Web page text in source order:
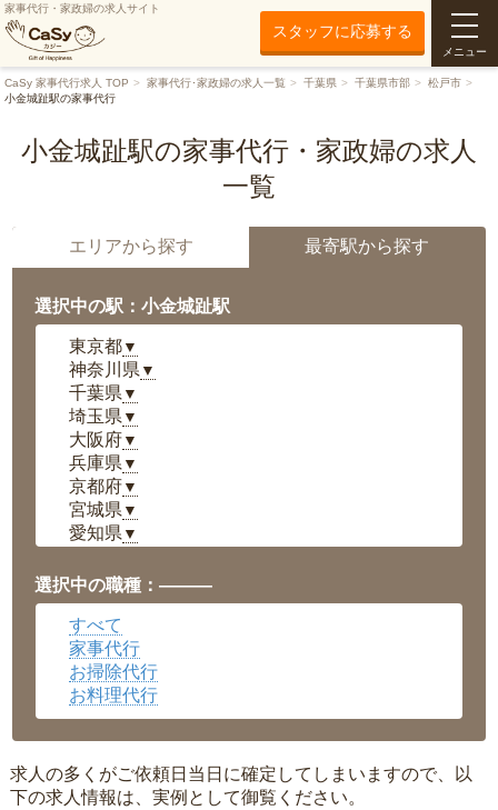
家事代行・家政婦の求人サイト
スタッフに応募する
メニュー
CaSy 家事代行求人 TOP 家事代行･家政婦の求人一覧 千葉県 千葉県市部
松戸市
小金城趾駅の家事代行
小金城趾駅の家事代行・家政婦の求人
一覧
エリアから探す 最寄駅から探す
選択中の駅：小金城趾駅
東京都▼
神奈川県 ▼
千葉県 ▼
埼玉県 ▼
大阪府▼
兵庫県 ▼
京都府▼
宮城県 ▼
愛知県 ▼
岡山県▼
広島県▼
沖縄県
選択中の職種：———
すべて
家事代行
お掃除代行
お料理代行
求人の多くがご依頼日当日に確定してしまいますので、以
下の求人情報は、実例として御覧ください。